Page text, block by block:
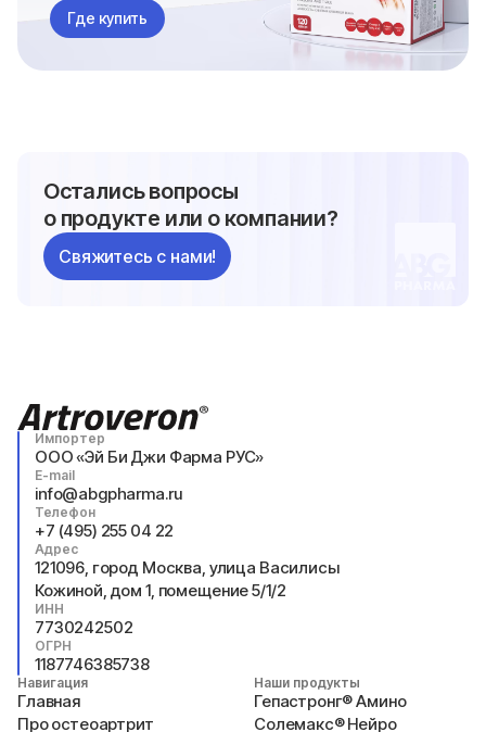
Где купить
Остались вопросы
о продукте или о компании?
Свяжитесь с нами!
Импортер
ООО «Эй Би Джи Фарма РУС»
E-mail
info@abgpharma.ru
Телефон
+7 (495) 255 04 22
Адрес
121096, город Москва, улица Василисы
Кожиной, дом 1, помещение 5/1/2
ИНН
7730242502
ОГРН
1187746385738
Навигация
Главная
Про остеоартрит
Наши продукты
Гепастронг® Амино
Солемакс® Нейро